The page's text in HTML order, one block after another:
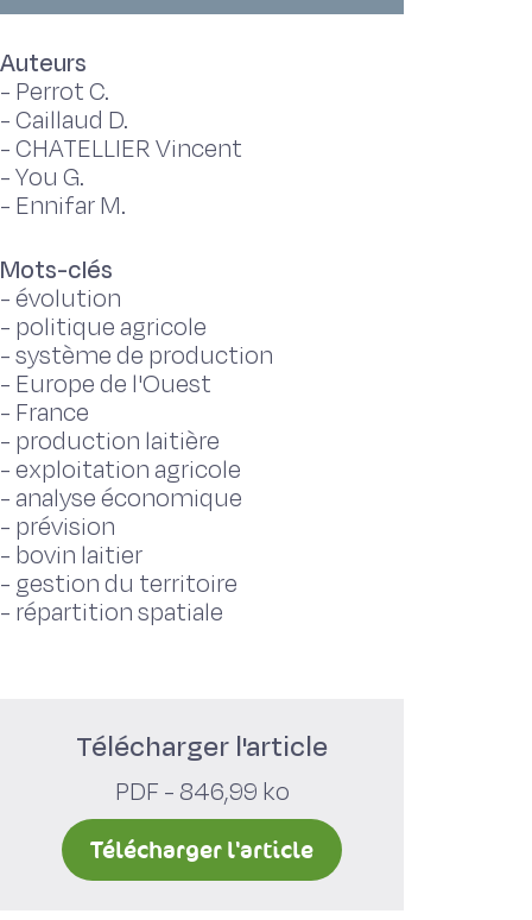
Auteurs
- Perrot C.
-Caillaud D.
-CHATELLIER Vincent
-You G.
- Ennifar M.
Mots-clés
-évolution
- politique agricole
-système de production
- Europe de l'Ouest
- France
- production laitière
-exploitation agricole
- analyse économique
- prévision
- bovin laitier
- gestion du territoire
- répartition spatiale
Télécharger l'article
PDF - 846,99 ko
Télécharger l'article